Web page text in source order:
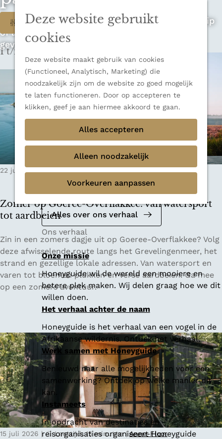
Deze website gebruikt
cookies
Deze website maakt gebruik van cookies
(Functioneel, Analytisch, Marketing) die
noodzakelijk zijn om de website zo goed mogelijk
te laten functioneren. Door op accepteren te
klikken, geef je aan hiermee akkoord te gaan.
Alles accepteren
Alleen noodzakelijk
Voorkeuren aanpassen
n
a
r
e
o
m
e
p
a
e
u
Thema's
Verborgen parels
Mediakit 2026
Bekijk de mediakit en ontdek de
mogelijkheden om samen te werken.
Alles over ons verhaal
Ons verhaal
Onze missie
Honeyguide wil de wereld een mooiere en
betere plek maken. Wij delen graag hoe we dit
willen doen.
Het verhaal achter de naam
Honeyguide is het verhaal van een vogel in de
Afrikaanse wildernis. Ontdek het verhaal.
Werk samen met Honeyguide
Benieuwd naar alle mogelijkheden voor een
samenwerking? Ontdek op welke manier dit
kan.
Instameets
In opdracht van destinaties en
reisorganisaties organiseert Honeyguide
Op zoek naar de ultieme rondreis, een stedentrip
of avontuur in de natuur? Onze Honeyguides
geven je alle inspiratie.
W
a
t
z
o
e
k
j
e
Filter
1 t/m 9 van 348 resultaten
Zomer op Goeree-Overflakkee: van watersport
tot aardbeien
22 juli 2026
Z
o
m
e
r
o
e
r
e
e
-
O
v
e
Zin in een zomers dagje uit op Goeree-Overflakkee? Volg
deze afwisselende route langs het Grevelingenmeer, het
strand en gezellige lokale adressen. Van watersport en
varen tot bloemen plukken en verse aardbeien. Ga mee
op een zomers avontuur.
15 juli 2026 | Leestijd: 15 minuten | Anne-Floor